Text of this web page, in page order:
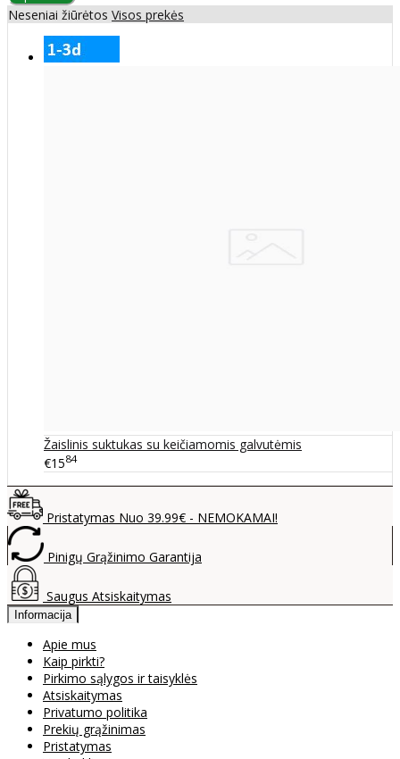
Neseniai žiūrėtos Visos prekės
Žaislinis suktukas su keičiamomis galvutėmis
€1584
Pristatymas Nuo 39.99€ - NEMOKAMAI!
Pinigų Grąžinimo Garantija
Saugus Atsiskaitymas
Informacija
Apie mus
Kaip pirkti?
Pirkimo sąlygos ir taisyklės
Atsiskaitymas
Privatumo politika
Prekių grąžinimas
Pristatymas